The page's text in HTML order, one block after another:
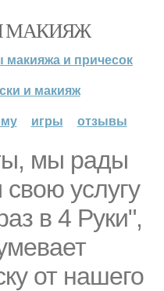
МАКИЯЖ
макияжа и причесок
и макияж
игры отзывы
мы рады
услугу
в 4 Руки",
от нашего